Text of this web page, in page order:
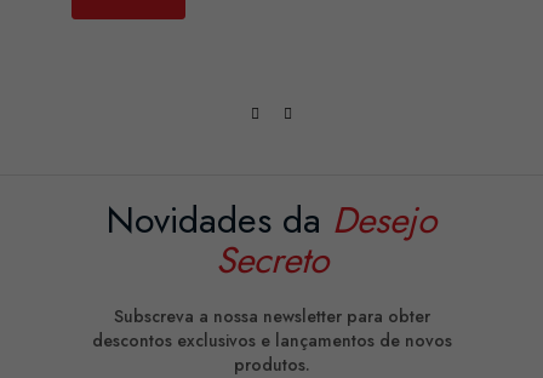
Novidades da Desejo
Secreto
Subscreva a nossa newsletter para obter
descontos exclusivos e lançamentos de novos
produtos.